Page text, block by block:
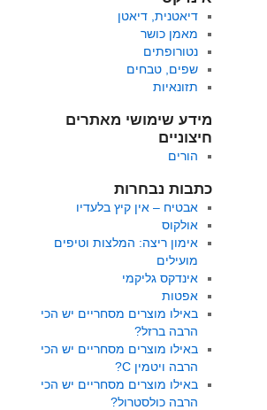
דיאטנית, דיאטן
מאמן כושר
נטורופתים
שפים, טבחים
תזונאיות
מידע שימושי מאתרים
חיצוניים
הורים
כתבות נבחרות
אבטיח – אין קיץ בלעדיו
אולקוס
אימון ריצה: המלצות וטיפים
מועילים
אינדקס גליקמי
אפטות
באילו מוצרים מסחריים יש הכי
הרבה ברזל?
באילו מוצרים מסחריים יש הכי
הרבה ויטמין C?
באילו מוצרים מסחריים יש הכי
הרבה כולסטרול?